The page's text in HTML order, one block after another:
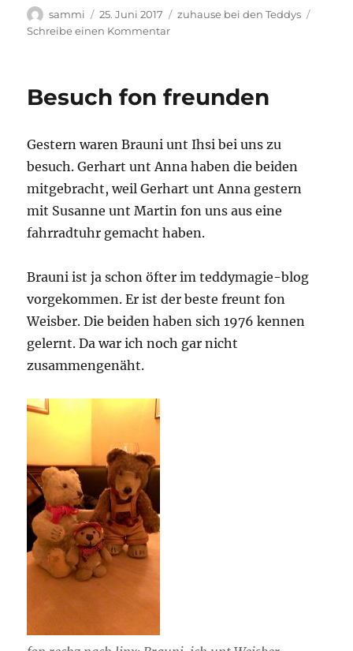
Autor
sammi
Veröffentlicht
am
25. Juni 2017 Kategorien
zuhause bei den Teddys
Schreibe einen Kommentarzu
da
nicht
mehr
Besuch fon freunden
Gestern waren Brauni unt Ihsi bei uns zu
besuch. Gerhart unt Anna haben die beiden
mitgebracht, weil Gerhart unt Anna gestern
mit Susanne unt Martin fon uns aus eine
fahrradtuhr gemacht haben.
Brauni ist ja schon öfter im teddymagie-blog
vorgekommen. Er ist der beste freunt fon
Weisber. Die beiden haben sich 1976 kennen
gelernt. Da war ich noch gar nicht
zusammengenäht.